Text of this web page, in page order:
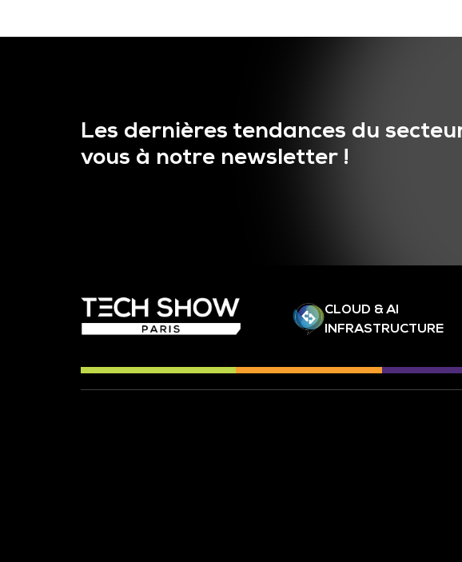
Les dernières tendances du
vous à notre newsletter !
CLOUD & AI
INFRASTRUCTURE